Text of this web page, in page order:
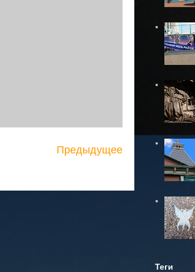
Предыдущее
Теги